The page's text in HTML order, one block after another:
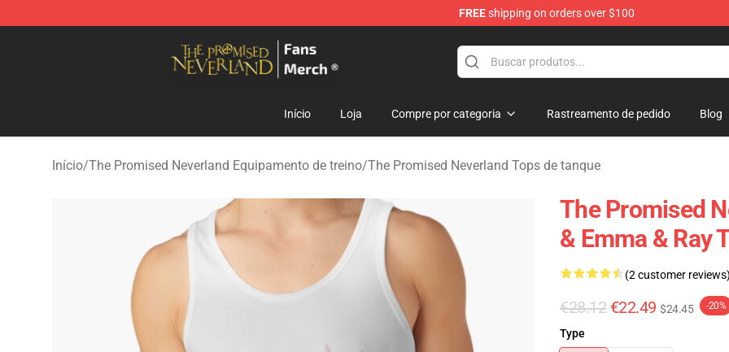
FREEshipping on orders over $100
The Promised Neverland Store - Official The Promised Neverland Merchandise Shop
Início Loja Compre por categoria Rastreamento de pedido Blog
Início/The Promised Neverland Equipamento de treino/The Promised Neverland Tops de tanque
The Promised
& Emma & Ray
(2 customer reviews)
€28.12 €22.49 $24.45 -20%
Type